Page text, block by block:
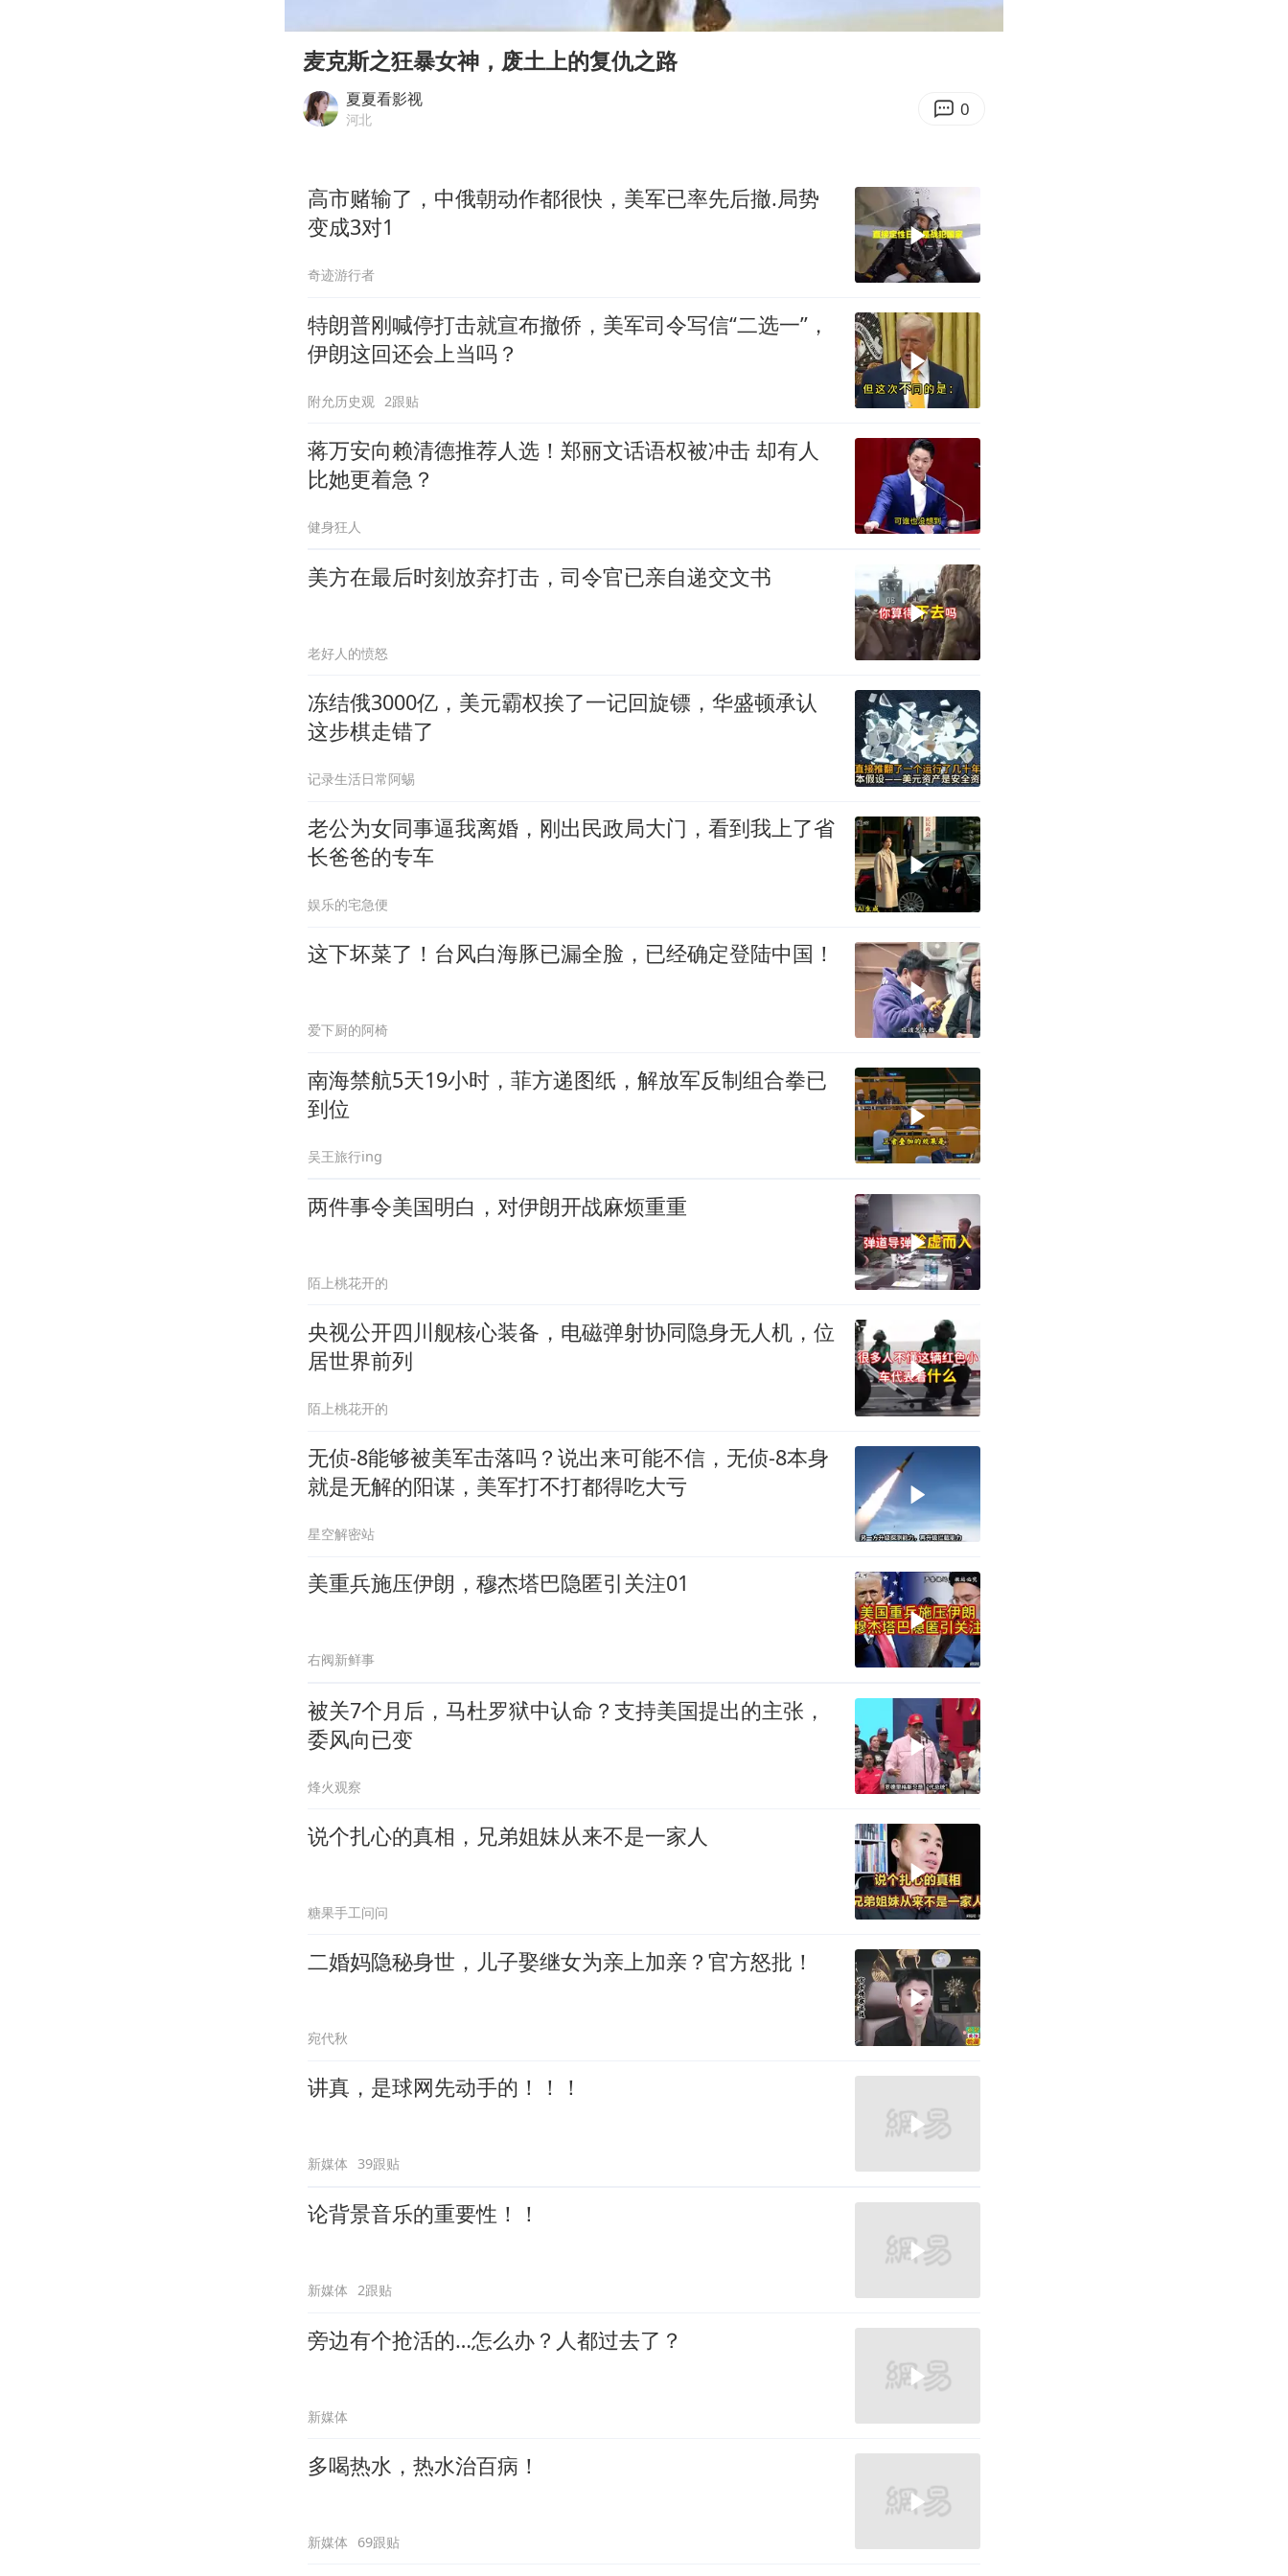
11:14
麦克斯之狂暴女神，废土上的复仇之路
夏夏看影视
河北 0
高市赌输了，中俄朝动作都很快，美军已率先后撤.局势
变成3对1
奇迹游行者
特朗普刚喊停打击就宣布撤侨，美军司令写信“二选一”，
伊朗这回还会上当吗？
附允历史观 2跟贴
蒋万安向赖清德推荐人选！郑丽文话语权被冲击 却有人
比她更着急？
健身狂人
美方在最后时刻放弃打击，司令官已亲自递交文书
老好人的愤怒
冻结俄3000亿，美元霸权挨了一记回旋镖，华盛顿承认
这步棋走错了
记录生活日常阿蜴
老公为女同事逼我离婚，刚出民政局大门，看到我上了省
长爸爸的专车
娱乐的宅急便
这下坏菜了！台风白海豚已漏全脸，已经确定登陆中国！
爱下厨的阿椅
南海禁航5天19小时，菲方递图纸，解放军反制组合拳已
到位
吴王旅行ing
两件事令美国明白，对伊朗开战麻烦重重
陌上桃花开的
央视公开四川舰核心装备，电磁弹射协同隐身无人机，位
居世界前列
陌上桃花开的
无侦-8能够被美军击落吗？说出来可能不信，无侦-8本身
就是无解的阳谋，美军打不打都得吃大亏
星空解密站
美重兵施压伊朗，穆杰塔巴隐匿引关注01
右阀新鲜事
被关7个月后，马杜罗狱中认命？支持美国提出的主张，
委风向已变
烽火观察
说个扎心的真相，兄弟姐妹从来不是一家人
糖果手工问问
二婚妈隐秘身世，儿子娶继女为亲上加亲？官方怒批！
宛代秋
讲真，是球网先动手的！！！
新媒体 39跟贴
论背景音乐的重要性！！
新媒体 2跟贴
旁边有个抢活的…怎么办？人都过去了？
新媒体
多喝热水，热水治百病！
新媒体 69跟贴